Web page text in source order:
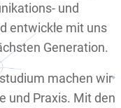
und
entwickle mit uns
Generation.
machen wir
und Praxis. Mit den